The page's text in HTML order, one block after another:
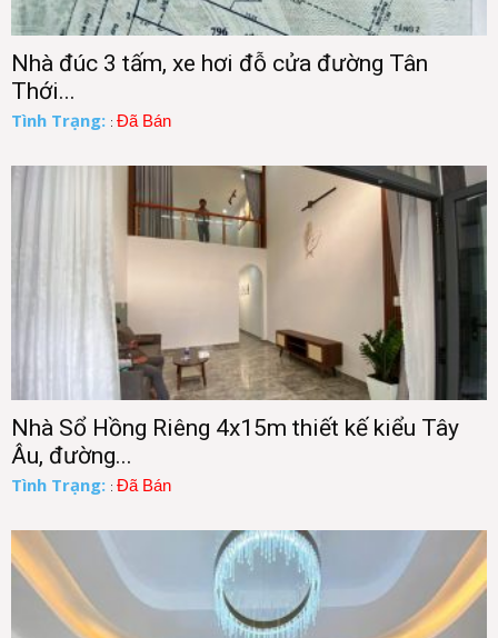
Nhà đúc 3 tấm, xe hơi đỗ cửa đường Tân
Thới...
Tình Trạng: : Đã Bán
Nhà Sổ Hồng Riêng 4x15m thiết kế kiểu Tây
Âu, đường...
Tình Trạng: : Đã Bán